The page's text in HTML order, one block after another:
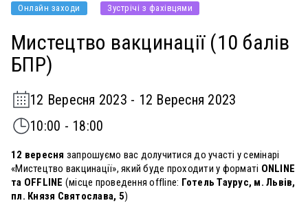
Онлайн заходи Зустрічі з фахівцями
Мистецтво вакцинації (10 балів
БПР)
12 Вересня 2023 - 12 Вересня 2023
10:00 - 18:00
12 вересня запрошуємо вас долучитися до участі у семінарі
«Мистецтво вакцинації», який буде проходити у форматі ONLINE
та OFFLINE (місце проведення offline: Готель Таурус, м. Львів,
пл. Князя Святослава, 5)